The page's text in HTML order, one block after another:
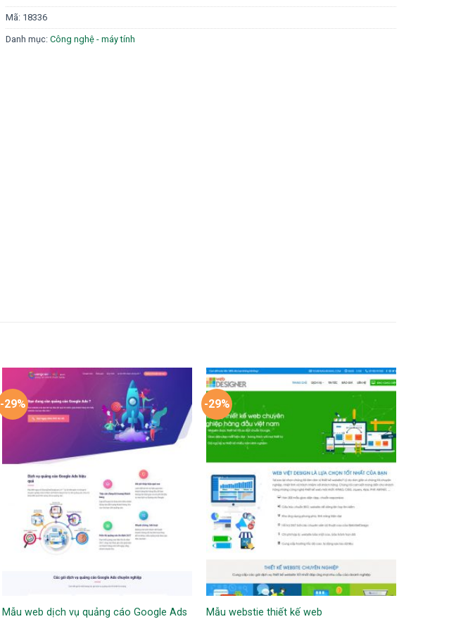
Mã: 18336
Danh mục: Công nghệ - máy tính
-29%
Mẫu web dịch vụ quảng cáo Google Ads
-29%
Mẫu webstie thiết kế web